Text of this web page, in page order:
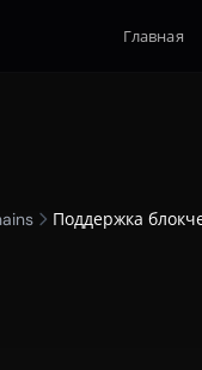
Главная
Поддержка